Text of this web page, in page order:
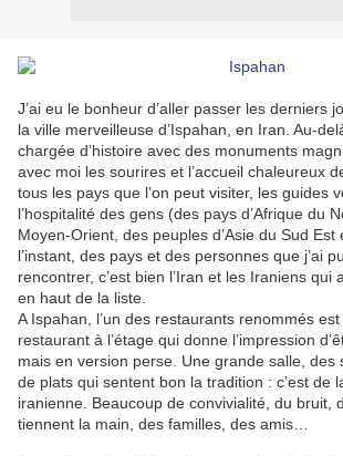
J’ai eu le bonheur d’aller passer les derniers
la ville merveilleuse d’Ispahan, en Iran. Au-
chargée d’histoire avec des monuments
avec moi les sourires et l’accueil chaleureux
tous les pays que l’on peut visiter, les guides
l’hospitalité des gens (des pays d’Afrique du
Moyen-Orient, des peuples d’Asie du Sud
l’instant, des pays et des personnes que j’ai
rencontrer, c’est bien l’Iran et les Iraniens qui
en haut de la liste.
A Ispahan, l’un des restaurants renommés
restaurant à l’étage qui donne l’impression
mais en version perse. Une grande salle, des
de plats qui sentent bon la tradition : c’est de
iranienne. Beaucoup de convivialité, du bruit,
tiennent la main, des familles, des amis…